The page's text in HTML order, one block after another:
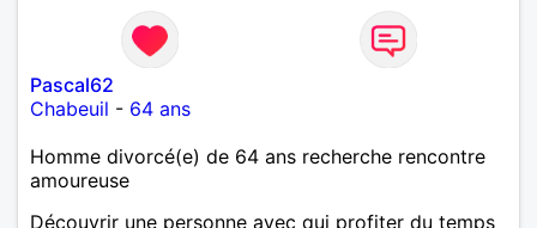
Pascal62
Chabeuil - 64 ans
Homme divorcé(e) de 64 ans recherche rencontre
amoureuse
Découvrir une personne avec qui profiter du temps